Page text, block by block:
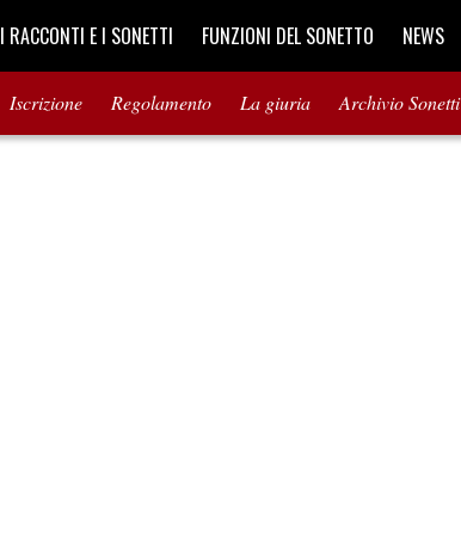
I RACCONTI E I SONETTI FUNZIONI DEL SONETTO NEWS
Iscrizione Regolamento La giuria Archivio Sonetti